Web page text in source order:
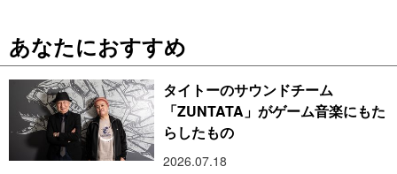
あなたにおすすめ
タイトーのサウンドチーム
「ZUNTATA」がゲーム音楽にもた
らしたもの
2026.07.18